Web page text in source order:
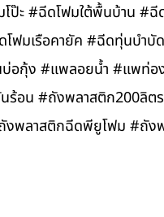
ะ #ฉีดโฟมใต้พื้นบ้าน #
ฟมเรือคายัค #ฉีดทุ่นบำ
อกุ้ง #แพลอยน้ำ #แพท่อ
ร้อน #ถังพลาสติก200ลิต
พลาสติกฉีดพียูโฟม #ถัง